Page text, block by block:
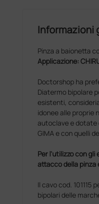
Informazioni
Pinza a baionetta
Applicazione:
Doctorshop ha
Diatermo bipolare
esistenti,
idonee alle proprie
autoclave e dotate
GIMA e con quelli
Per l'utilizzo con
attacco della pinza
Il cavo cod.
bipolari delle